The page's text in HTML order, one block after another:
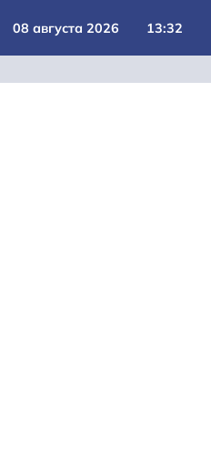
08 августа 2026 13:32